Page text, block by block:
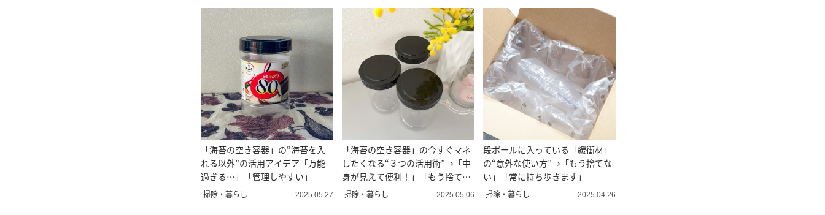
「海苔の空き容器」の“海苔を入
れる以外”の活用アイデア「万能
過ぎる…」「管理しやすい」
掃除・暮らし 2025.05.27
「海苔の空き容器」の今すぐマネ
したくなる“３つの活用術”→「中
身が見えて便利！」「もう捨てら
れない」
掃除・暮らし 2025.05.06
段ボールに入っている「緩衝材」
の“意外な使い方”→「もう捨てな
い」「常に持ち歩きます」
掃除・暮らし 2025.04.26